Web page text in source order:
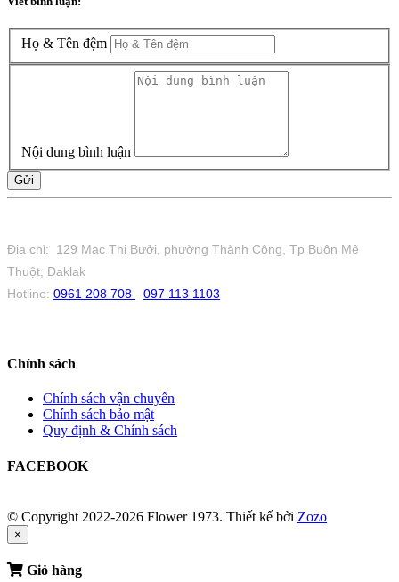
Họ & Tên đệm
Nội dung bình luận
Gửi
Địa chỉ: 129 Mạc Thị Bưởi, phường Thành Công, Tp Buôn Mê
Thuột, Daklak
Hotline: 0961 208 708 - 097 113 1103
Chính sách
Chính sách vận chuyển
Chính sách bảo mật
Quy định & Chính sách
FACEBOOK
© Copyright 2022-2026 Flower 1973. Thiết kế bởi Zozo
×
Giỏ hàng